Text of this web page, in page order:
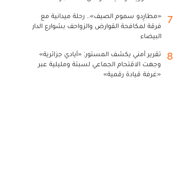
7
«مطارِدو سموم الصيف».. رحلة ميدانية مع
فرقة لمكافحة القوارض والزواحف بشوارع الدار
البيضاء
8
تقرير أمني يكشف المستور: «أيادي جزائرية»
وجهت الاقتحام الجماعي لسبتة ومليلية عبر
«غرفة قيادة رقمية»